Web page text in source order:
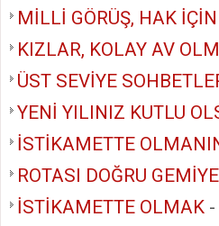
MİLLİ GÖRÜŞ, HAK
KIZLAR, KOLAY AV
ÜST SEVİYE
YENİ YILINIZ KUTLU
İSTİKAMETTE
ROTASI DOĞRU
İSTİKAMETTE OLMAK -